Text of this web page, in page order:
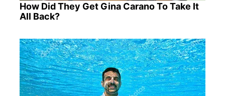
How Did They Get Gina Carano To Take It
All Back?